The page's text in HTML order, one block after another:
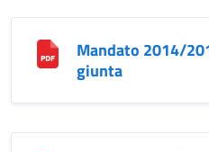
Mandato 2014/
giunta